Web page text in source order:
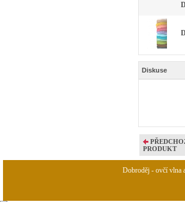
Diskuse
PRODUKT
Dobroděj - ovčí vlna